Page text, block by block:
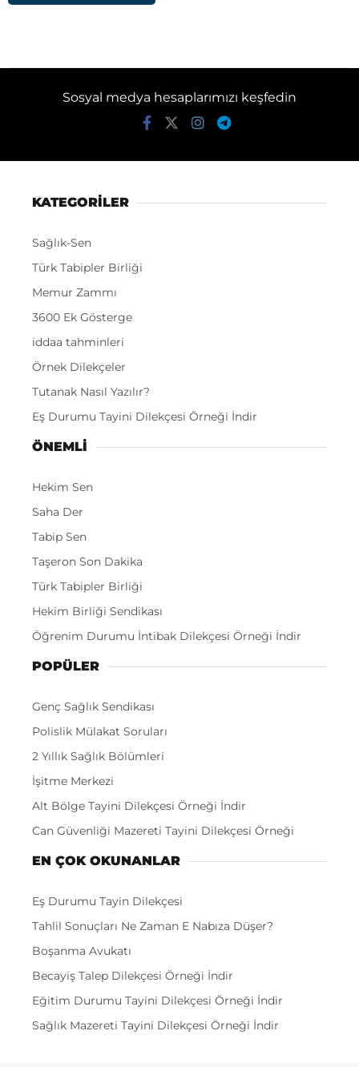
Sosyal medya hesaplarımızı keşfedin
KATEGORİLER
Sağlık-Sen
Türk Tabipler Birliği
Memur Zammı
3600 Ek Gösterge
iddaa tahminleri
Örnek Dilekçeler
Tutanak Nasıl Yazılır?
Eş Durumu Tayini Dilekçesi Örneği İndir
ÖNEMLI
Hekim Sen
Saha Der
Tabip Sen
Taşeron Son Dakika
Türk Tabipler Birliği
Hekim Birliği Sendikası
Öğrenim Durumu İntibak Dilekçesi Örneği İndir
POPÜLER
Genç Sağlık Sendikası
Polislik Mülakat Soruları
2 Yıllık Sağlık Bölümleri
İşitme Merkezi
Alt Bölge Tayini Dilekçesi Örneği İndir
Can Güvenliği Mazereti Tayini Dilekçesi Örneği
EN ÇOK OKUNANLAR
Eş Durumu Tayin Dilekçesi
Tahlil Sonuçları Ne Zaman E Nabıza Düşer?
Boşanma Avukatı
Becayiş Talep Dilekçesi Örneği İndir
Eğitim Durumu Tayini Dilekçesi Örneği İndir
Sağlık Mazereti Tayini Dilekçesi Örneği İndir